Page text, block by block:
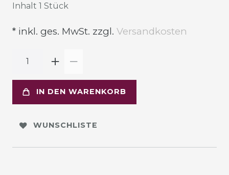
Inhalt 1 Stück
* inkl. ges. MwSt. zzgl. Versandkosten
IN DEN WARENKORB
WUNSCHLISTE